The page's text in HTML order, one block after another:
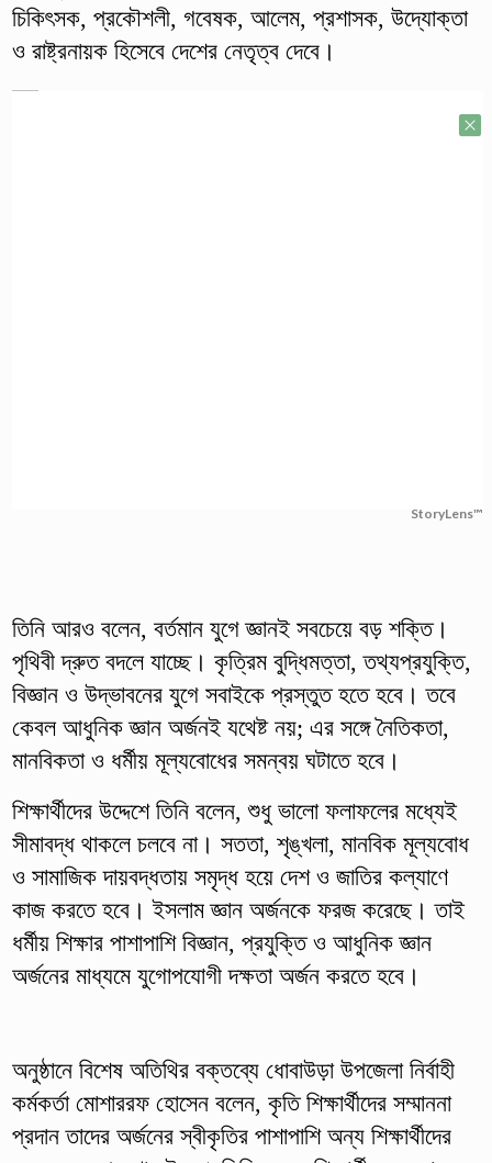
চিকিৎসক, প্রকৌশলী, গবেষক, আলেম, প্রশাসক, উদ্যোক্তা
ও রাষ্ট্রনায়ক হিসেবে দেশের নেতৃত্ব দেবে।
StoryLens™
তিনি আরও বলেন, বর্তমান যুগে জ্ঞানই সবচেয়ে বড় শক্তি।
পৃথিবী দ্রুত বদলে যাচ্ছে। কৃত্রিম বুদ্ধিমত্তা, তথ্যপ্রযুক্তি,
বিজ্ঞান ও উদ্ভাবনের যুগে সবাইকে প্রস্তুত হতে হবে। তবে
কেবল আধুনিক জ্ঞান অর্জনই যথেষ্ট নয়; এর সঙ্গে নৈতিকতা,
মানবিকতা ও ধর্মীয় মূল্যবোধের সমন্বয় ঘটাতে হবে।
শিক্ষার্থীদের উদ্দেশে তিনি বলেন, শুধু ভালো ফলাফলের মধ্যেই
সীমাবদ্ধ থাকলে চলবে না। সততা, শৃঙ্খলা, মানবিক মূল্যবোধ
ও সামাজিক দায়বদ্ধতায় সমৃদ্ধ হয়ে দেশ ও জাতির কল্যাণে
কাজ করতে হবে। ইসলাম জ্ঞান অর্জনকে ফরজ করেছে। তাই
ধর্মীয় শিক্ষার পাশাপাশি বিজ্ঞান, প্রযুক্তি ও আধুনিক জ্ঞান
অর্জনের মাধ্যমে যুগোপযোগী দক্ষতা অর্জন করতে হবে।
অনুষ্ঠানে বিশেষ অতিথির বক্তব্যে ধোবাউড়া উপজেলা নির্বাহী
কর্মকর্তা মোশাররফ হোসেন বলেন, কৃতি শিক্ষার্থীদের সম্মাননা
প্রদান তাদের অর্জনের স্বীকৃতির পাশাপাশি অন্য শিক্ষার্থীদের